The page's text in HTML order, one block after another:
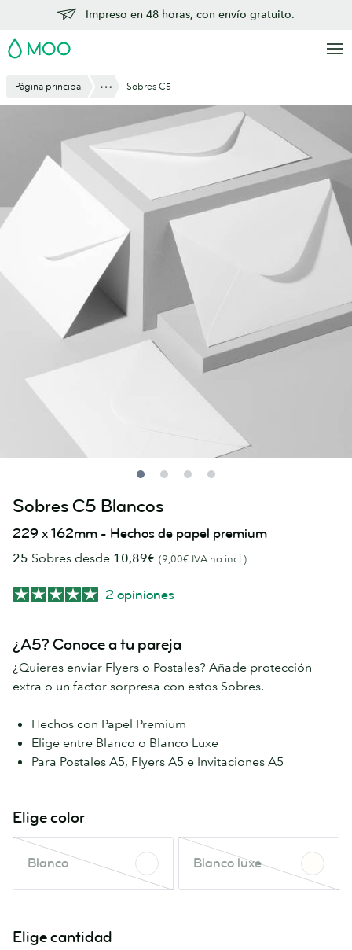
contenido
principal
Impreso en 48 horas, con envío gratuito.
MOO
Página principal Mostrar todo
Sobres C5
Sobres C5 Blancos
229 x 162mm - Hechos de papel premium
25 Sobres desde 10,89€ (9,00€ IVA no incl.)
2 opiniones
¿A5? Conoce a tu pareja
¿Quieres enviar Flyers o Postales? Añade protección
extra o un factor sorpresa con estos Sobres.
Hechos con Papel Premium
Elige entre Blanco o Blanco Luxe
Para Postales A5, Flyers A5 e Invitaciones A5
Elige color
Blanco
Blanco
Este
Vuelve
Blanco luxe
Blanco
luxe
Elige cantidad